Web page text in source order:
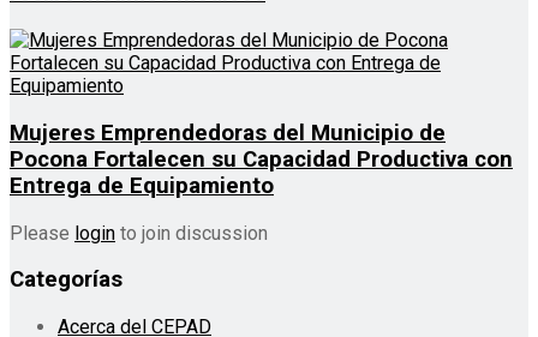
Mujeres Emprendedoras del Municipio de
Pocona Fortalecen su Capacidad Productiva con
Entrega de Equipamiento
Please login to join discussion
Categorías
Acerca del CEPAD